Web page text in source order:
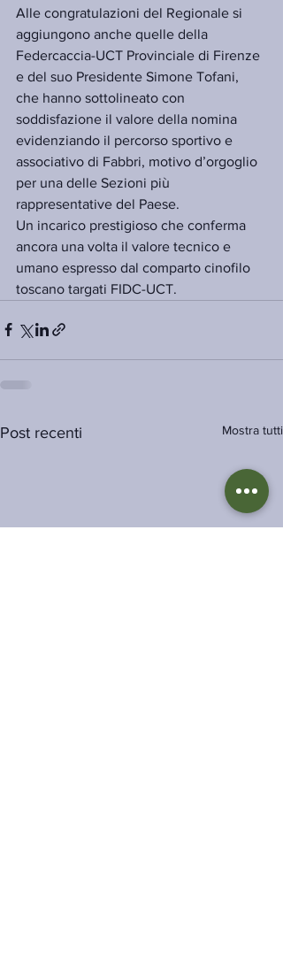
Alle congratulazioni del Regionale si
aggiungono anche quelle della
Federcaccia-UCT Provinciale di Firenze
e del suo Presidente Simone Tofani,
che hanno sottolineato con
soddisfazione il valore della nomina
evidenziando il percorso sportivo e
associativo di Fabbri, motivo d’orgoglio
per una delle Sezioni più
rappresentative del Paese.
Un incarico prestigioso che conferma
ancora una volta il valore tecnico e
umano espresso dal comparto cinofilo
toscano targati FIDC-UCT.
Post recenti Mostra tutti